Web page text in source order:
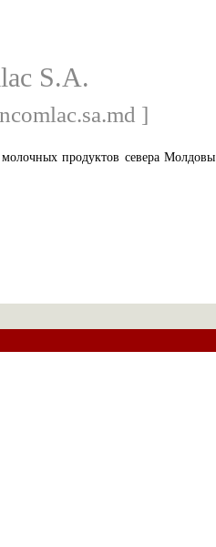
S.A.
]
продуктов севера Молдовы